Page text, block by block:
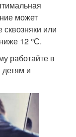
может
сквозняки или
12 °С.
работайте в
и